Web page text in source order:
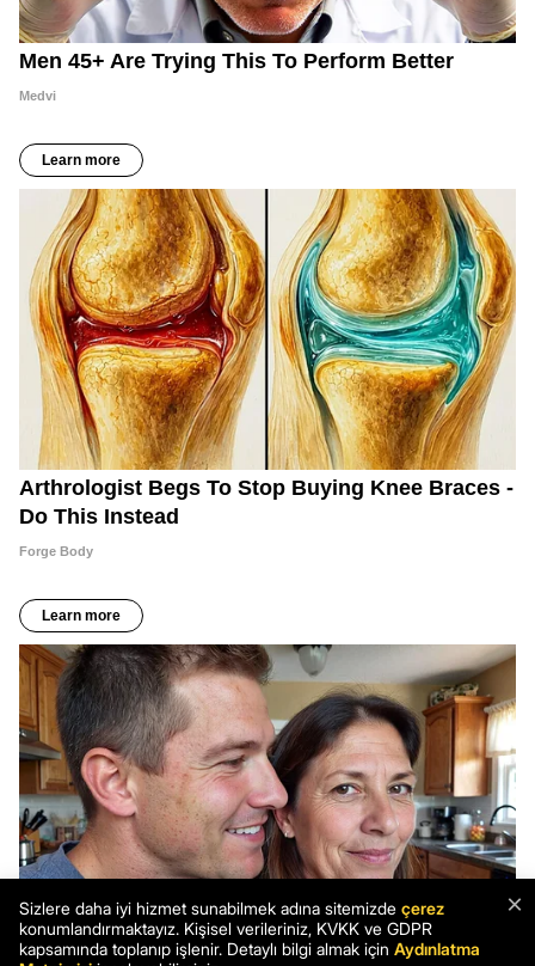
×
Sizlere daha iyi hizmet sunabilmek adına sitemizde çerez
konumlandırmaktayız. Kişisel verileriniz, KVKK ve GDPR
kapsamında toplanıp işlenir. Detaylı bilgi almak için Aydınlatma